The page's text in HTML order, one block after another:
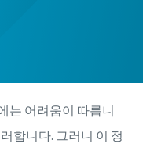
는 어려움이 따릅니
합니다. 그러니 이 정